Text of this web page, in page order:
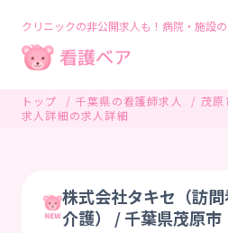
クリニックの非公開求人も！病院・施設
トップ 千葉県の看護師求人
茂原
求人詳細の求人詳細
株式会社タキセ（訪
介護） / 千葉県茂原市